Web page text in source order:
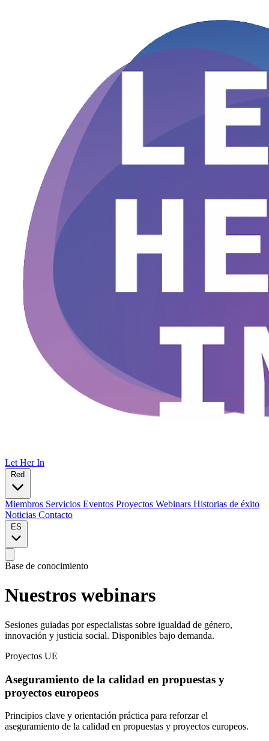
Let Her In
Red
Miembros Servicios Eventos Proyectos Webinars Historias de éxito
Noticias Contacto
ES
Base de conocimiento
Nuestros webinars
Sesiones guiadas por especialistas sobre igualdad de género,
innovación y justicia social. Disponibles bajo demanda.
Proyectos UE
Aseguramiento de la calidad en propuestas y
proyectos europeos
Principios clave y orientación práctica para reforzar el
aseguramiento de la calidad en propuestas y proyectos europeos.